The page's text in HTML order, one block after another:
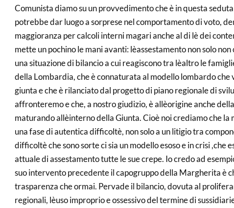
Comunista diamo su un provvedimento che è in questa
potrebbe dar luogo a sorprese nel comportamento di voto,
maggioranza per calcoli interni magari anche al di lè dei
mette un pochino le mani avanti: lèassestamento non solo
una situazione di bilancio a cui reagiscono tra lèaltro le
della Lombardia, che è connaturata al modello lombardo che
giunta e che è rilanciato dal progetto di piano regionale di
affronteremo e che, a nostro giudizio, è allèorigine anche
maturando allèinterno della Giunta. Cioè noi crediamo che la
una fase di autentica difficoltè, non solo a un litigio tra
difficoltè che sono sorte ci sia un modello esoso e in crisi ,che
attuale di assestamento tutte le sue crepe. Io credo ad
suo intervento precedente il capogruppo della Margherita è
trasparenza che ormai. Pervade il bilancio, dovuta al
regionali, lèuso improprio e ossessivo del termine di